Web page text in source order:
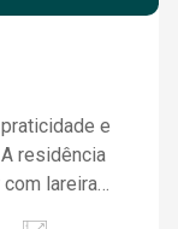
e
residência
lareira,